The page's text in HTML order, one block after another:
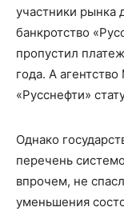
участники рынка
банкротство
пропустил
года. А
«Русснефти»
Однако
перечень
впрочем, не
уменьшения